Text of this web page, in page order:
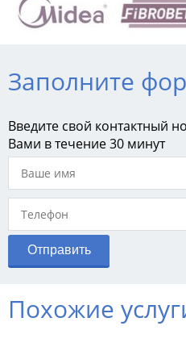
Заполните
Введите свой контактный
Вами в течение 30 минут
Похожие